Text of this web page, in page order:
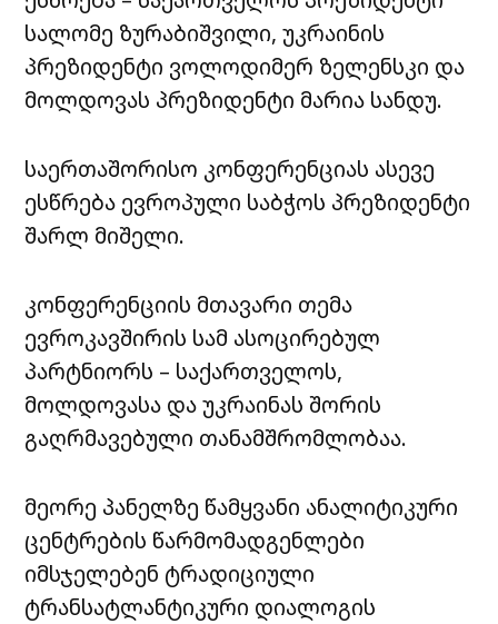
სალომე ზურაბიშვილი, უკრაინის
პრეზიდენტი ვოლოდიმერ ზელენსკი და
მოლდოვას პრეზიდენტი მარია სანდუ.
საერთაშორისო კონფერენციას ასევე
ესწრება ევროპული საბჭოს პრეზიდენტი
შარლ მიშელი.
კონფერენციის მთავარი თემა
ევროკავშირის სამ ასოცირებულ
პარტნიორს – საქართველოს,
მოლდოვასა და უკრაინას შორის
გაღრმავებული თანამშრომლობაა.
მეორე პანელზე წამყვანი ანალიტიკური
ცენტრების წარმომადგენლები
იმსჯელებენ ტრადიციული
ტრანსატლანტიკური დიალოგის